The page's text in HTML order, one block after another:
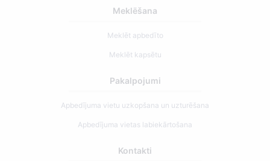
Meklēšana
Meklēt apbedīto
Meklēt kapsētu
Pakalpojumi
Apbedījuma vietu uzkopšana un uzturēšana
Apbedījuma vietas labiekārtošana
Kontakti